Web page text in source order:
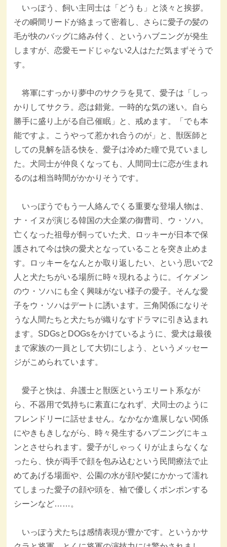
いっぽう、飼い主同士は「どうも」と淡々と挨拶。
その瞬間リードが絡まって密着し、さらに愛子の髪の
毛が快のバッグに絡み付く、というハブニングが発生
しますが、恋愛モードじゃない2人はただ気まずそうで
す。
将軍にすっかり夢中のサクラを見て、愛子は「しっ
かりしてサクラ。恋は錯覚。一時的な気の迷い。自ら
勝手に盛り上がる自己催眠」と、戒めます。「でも本
能ですよ。こうやって惹かれ合うのが」と、獣医師と
しての見解を語る快を、愛子は冷めた瞳で見ていまし
た。犬同士が仲良くなっても、人間同士に恋が生まれ
るのは相当時間がかかりそうです。
いっぽうでもう一人絡んでくる重要な登場人物は、
ナ・イヌが演じる韓国の大企業の御曹司、ウ・ソハ。
亡くなった祖母が飼っていた犬、ロッキーが日本で保
護されて今は快の愛犬となっていることを突き止めま
す。ロッキーをなんとか取り返したい、という思いで2
人と犬たちがいる場所に時々現れるように。イケメン
のウ・ソハにも全く興味がない様子の愛子。そんな愛
子をウ・ソハはデートに誘います。三角関係になりそ
うな人間たちと犬たちが織りなすドラマに引き込まれ
ます。SDGsとDOGsをかけているように、愛犬は最後
まで家族の一員として大切にしよう、というメッセー
ジがこめられています。
愛子と快は、弁護士と獣医というエリート系なが
ら、不器用で気持ちに素直になれず、犬同士のように
フレンドリーに話せません。なかなか進展しない関係
にやきもきしながら、時々発生するハプニングにキュ
ンとさせられます。愛子がしゃっくりが止まらなくな
ったら、快が両手で顔を包み込むという民間療法で止
めてあげる場面や、公園の水が顔や髪にかかって濡れ
てしまった愛子の顔や頭を、袖で優しくポンポンする
シーンなど……。
いっぽう犬たちは感情表現が豊かです。というかサ